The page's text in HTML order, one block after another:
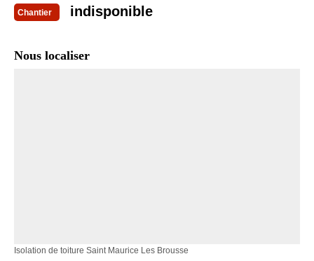
Chantier indisponible
Nous localiser
Isolation de toiture Saint Maurice Les Brousse